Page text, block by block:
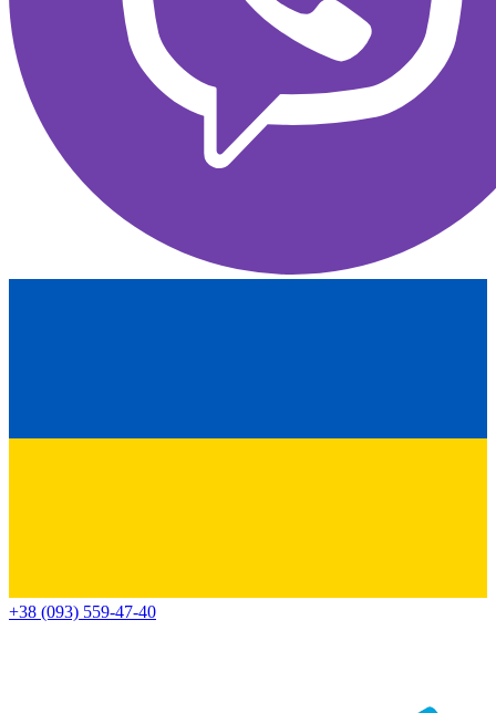
+38 (093) 559-47-40